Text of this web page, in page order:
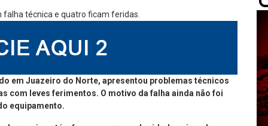
em Juazeiro do Norte, apresentou problemas técnicos
com leves ferimentos. O motivo da falha ainda não foi
equipamento.